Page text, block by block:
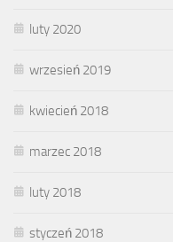
luty 2020
wrzesień 2019
kwiecień 2018
marzec 2018
luty 2018
styczeń 2018